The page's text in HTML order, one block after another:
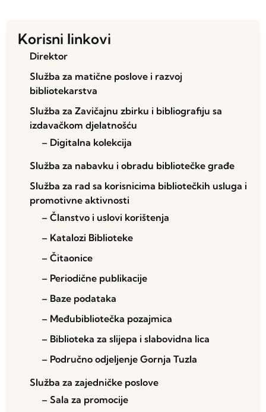
Korisni linkovi
Direktor
Služba za matične poslove i razvoj
bibliotekarstva
Služba za Zavičajnu zbirku i bibliografiju sa
izdavačkom djelatnošću
– Digitalna kolekcija
Služba za nabavku i obradu bibliotečke građe
Služba za rad sa korisnicima bibliotečkih usluga i
promotivne aktivnosti
– Članstvo i uslovi korištenja
– Katalozi Biblioteke
– Čitaonice
– Periodične publikacije
– Baze podataka
– Međubibliotečka pozajmica
– Biblioteka za slijepa i slabovidna lica
– Područno odjeljenje Gornja Tuzla
Služba za zajedničke poslove
– Sala za promocije